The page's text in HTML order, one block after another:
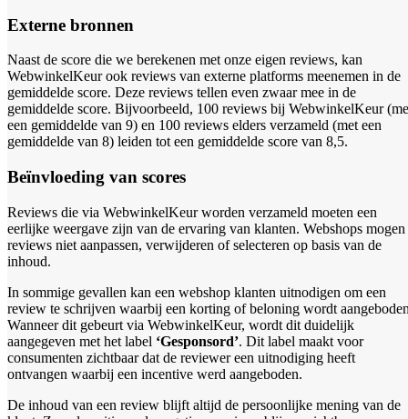
Externe bronnen
Naast de score die we berekenen met onze eigen reviews, kan
WebwinkelKeur ook reviews van externe platforms meenemen in de
gemiddelde score. Deze reviews tellen even zwaar mee in de
gemiddelde score. Bijvoorbeeld, 100 reviews bij WebwinkelKeur
een gemiddelde van 9) en 100 reviews elders verzameld (met een
gemiddelde van 8) leiden tot een gemiddelde score van 8,5.
Beïnvloeding van scores
Reviews die via WebwinkelKeur worden verzameld moeten een
eerlijke weergave zijn van de ervaring van klanten. Webshops mogen
reviews niet aanpassen, verwijderen of selecteren op basis van de
inhoud.
In sommige gevallen kan een webshop klanten uitnodigen om een
review te schrijven waarbij een korting of beloning wordt
Wanneer dit gebeurt via WebwinkelKeur, wordt dit duidelijk
aangegeven met het label ‘Gesponsord’. Dit label maakt voor
consumenten zichtbaar dat de reviewer een uitnodiging heeft
ontvangen waarbij een incentive werd aangeboden.
De inhoud van een review blijft altijd de persoonlijke mening van de